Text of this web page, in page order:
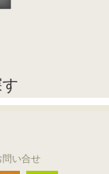
問い合せ